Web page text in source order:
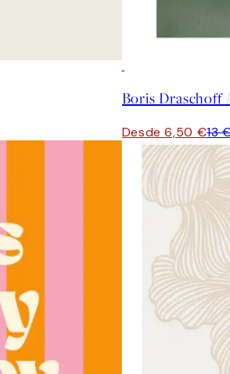
Boris Draschoff
Desde 6,50 €13